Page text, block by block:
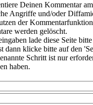
Deinen Kommentar
Angriffe und/oder
der
werden gelöscht.
lade diese Seite
dann klicke bitte auf den
Schritt ist nur
haben.